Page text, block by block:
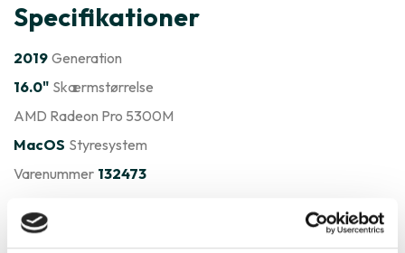
Specifikationer
2019 Generation
16.0" Skærmstørrelse
AMD Radeon Pro 5300M
MacOS Styresystem
Varenummer 132473
Apple MacBook Pro 16" 2019